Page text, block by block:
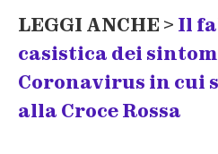
LEGGI ANCHE > Il
casistica dei
Coronavirus in cui
alla Croce Rossa